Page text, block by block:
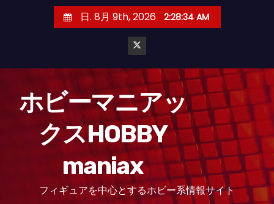
日. 8月 9th, 2026 2:28:35 AM
ホビーマニアッ
クスHOBBY
maniax
フィギュアを中心とするホビー系情報サイト